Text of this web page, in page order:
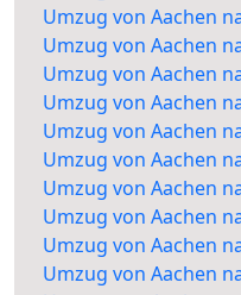
Umzug von Aachen
Umzug von Aachen
Umzug von Aachen
Umzug von Aachen
Umzug von Aachen
Umzug von Aachen
Umzug von Aachen
Umzug von Aachen
Umzug von Aachen
Umzug von Aachen